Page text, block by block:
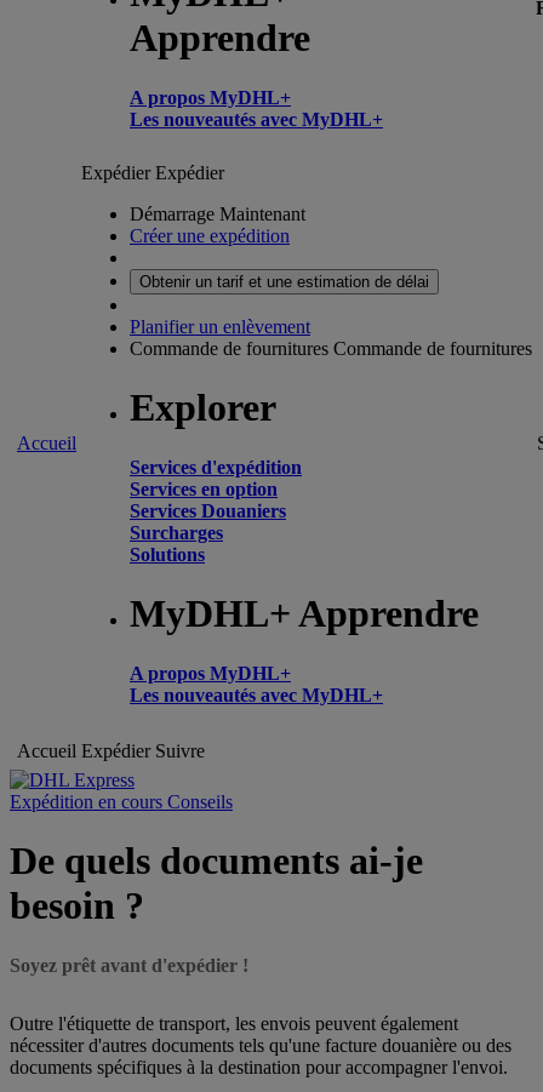
Apprendre
A propos MyDHL+
Les nouveautés avec MyDHL+
Accueil
ExpédierExpédier
Démarrage Maintenant
Créer une expédition
Obtenir un tarif et une estimation de délai
Planifier un enlèvement
Commande de fournitures Commande de fournitures
Explorer
Services d'expédition
Services en option
Services Douaniers
Surcharges
Solutions
MyDHL+ Apprendre
A propos MyDHL+
Les nouveautés avec MyDHL+
Accueil Expédier Suivre
Expédition en cours Conseils
De quels documents ai-je
besoin ?
Soyez prêt avant d'expédier !
Outre l'étiquette de transport, les envois peuvent également
nécessiter d'autres documents tels qu'une facture douanière ou des
documents spécifiques à la destination pour accompagner l'envoi.